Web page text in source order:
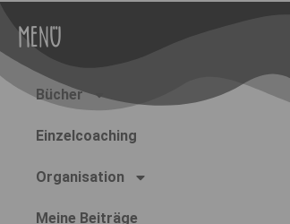
MENÜ
Bücher
Einzelcoaching
Organisation
Meine Beiträge